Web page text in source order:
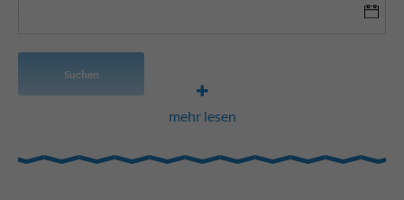
Suchen
mehr lesen